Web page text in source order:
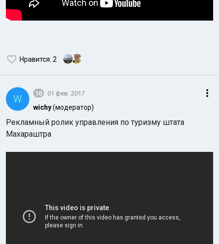
Нравится: 2
W 10 01 фев. 2017
wichy(модератор)
Рекламный ролик управления по туризму штата
Махараштра